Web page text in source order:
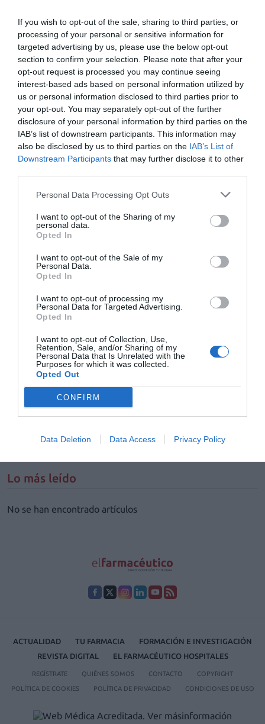
If you wish to opt-out of the sale, sharing to third parties, or
processing of your personal or sensitive information for
targeted advertising by us, please use the below opt-out
section to confirm your selection. Please note that after your
opt-out request is processed you may continue seeing
interest-based ads based on personal information utilized by
us or personal information disclosed to third parties prior to
your opt-out. You may separately opt-out of the further
disclosure of your personal information by third parties on the
IAB’s list of downstream participants. This information may
also be disclosed by us to third parties on the IAB’s List of
Downstream Participants that may further disclose it to other
Personal Data Processing Opt Outs
I want to opt-out of the Sharing of my
personal data.
Opted In
I want to opt-out of the Sale of my
Personal Data.
Opted In
I want to opt-out of processing my
Personal Data for Targeted Advertising.
Opted In
I want to opt-out of Collection, Use,
Retention, Sale, and/or Sharing of my
Personal Data that Is Unrelated with the
Purposes for which it was collected.
Opted Out
CONFIRM
Data Deletion Data Access Privacy Policy
hidratantes
Noticias y novedades
Redacción
12/01/2023
Lágrimas sin pena... y sin
conservantes
Revista digital 20/10/2022
Lágrimas sin pena… y sin
conservantes
Salud José Peiró Rocher 10/10/2022
Ojo seco, un síndrome frecuente que
salud ocular
El ojo está continuamente expuesto a
diferentes agresiones físicas, externas o
fisiológicas, que pueden contribuir a la
aparición de molestias o patologías oculares
de las patologías más importantes con
creciente incidencia es el denominado
«síndrome de ojo seco» que afecta en la
actualidad al 11% de la población española.
Lo más leído
No se han encontrado artículos
ACTUALIDAD TU FARMACIA
FORMACIÓN E INVESTIGACIÓN
REVISTA DIGITAL
EL FARMACÉUTICO HOSPITALES
REGÍSTRATE QUIÉNES SOMOS CONTACTO COPYRIGHT
POLÍTICA DE COOKIES POLÍTICA DE PRIVACIDAD CONDICIONES DE USO